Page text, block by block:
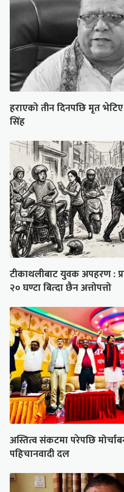
हराएको तीन दिनपछि मृत
सिंह
टीकाथलीबाट युवक अपहरण :
२० घण्टा बित्दा छैन अत्तोपत्तो
अस्तित्व संकटमा परेपछि
पहिचानवादी दल